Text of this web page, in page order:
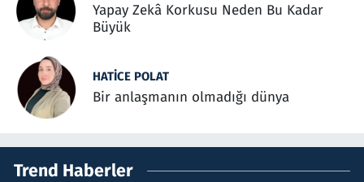
Yapay Zekâ Korkusu Neden Bu Kadar
Büyük
HATICE POLAT
Bir anlaşmanın olmadığı dünya
Trend Haberler